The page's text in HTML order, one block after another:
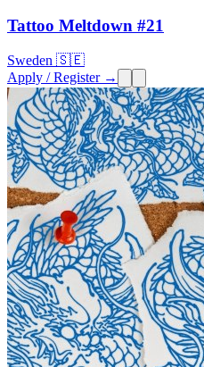
Tattoo Meltdown #21
Sweden 🇸🇪
Apply / Register →